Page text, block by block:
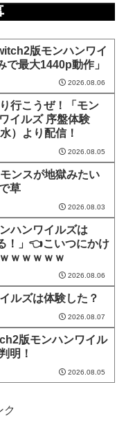
版モンハンワイ
で最大1440p動作」
2026.08.06
行こうぜ！「モン
イルズ 序盤体験
）より配信！
2026.08.05
ンスが地獄みたい
草
2026.08.03
ハンワイルズは
！」👈こいつにかけ
ｗｗｗｗｗ
2026.08.06
ルズは体験した？
2026.08.07
版モンハンワイル
明！
2026.08.05
ク